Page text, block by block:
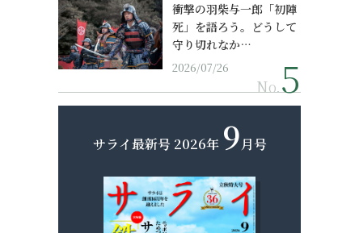
衝撃の羽柴与一郎「初陣
死」を語ろう。どうして
守り切れなか…
2026/07/26
No.
サライ最新号 2026年 9月号